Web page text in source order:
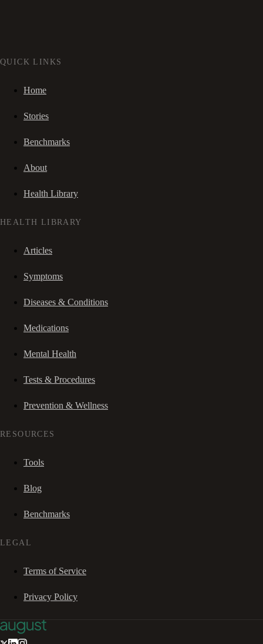
QUICK LINKS
Home
Stories
Benchmarks
About
Health Library
HEALTH LIBRARY
Articles
Symptoms
Diseases & Conditions
Medications
Mental Health
Tests & Procedures
Prevention & Wellness
RESOURCES
Tools
Blog
Benchmarks
LEGAL
Terms of Service
Privacy Policy